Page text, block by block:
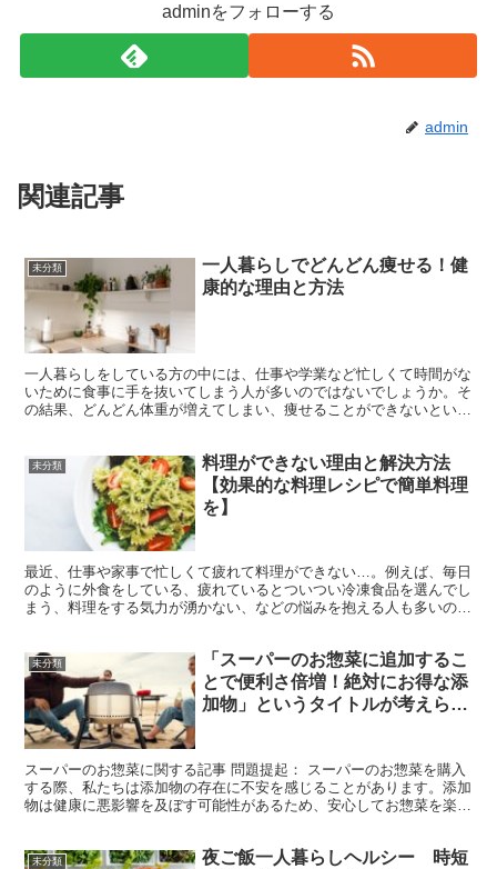
adminをフォローする
admin
関連記事
未分類
一人暮らしでどんどん痩せる！健
康的な理由と方法
一人暮らしをしている方の中には、仕事や学業など忙しくて時間がな
いために食事に手を抜いてしまう人が多いのではないでしょうか。そ
の結果、どんどん体重が増えてしまい、痩せることができないという
未分類
料理ができない理由と解決方法
【効果的な料理レシピで簡単料理
を】
最近、仕事や家事で忙しくて疲れて料理ができない…。例えば、毎日
のように外食をしている、疲れているとついつい冷凍食品を選んでし
まう、料理をする気力が湧かない、などの悩みを抱える人も多いので
未分類
「スーパーのお惣菜に追加するこ
とで便利さ倍増！絶対にお得な添
加物」というタイトルが考えられ
スーパーのお惣菜に関する記事 問題提起： スーパーのお惣菜を購入
する際、私たちは添加物の存在に不安を感じることがあります。添加
物は健康に悪影響を及ぼす可能性があるため、安心してお惣菜を楽し
未分類
夜ご飯一人暮らしヘルシー 時短